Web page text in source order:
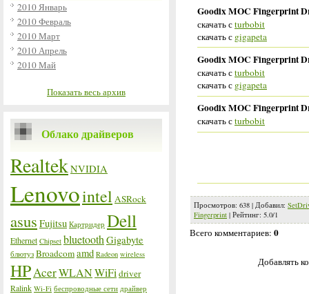
2010 Январь
2010 Февраль
2010 Март
2010 Апрель
2010 Май
Показать весь архив
Облако драйверов
RealtekNVIDIA
Lenovointel ASRock
asus Fujitsu Картридер Dell
Ethernet Chipset bluetooth Gigabyte
блютуз Broadcomamd Radeon wireless
HPAcerWLANWiFi driver
Ralink Wi-Fi беспроводные сети драйвер
Goodix MOC Fingerprint
скачать сturbobit
скачать с gigapeta
Goodix MOC Fingerprint
скачать сturbobit
скачать с gigapeta
Goodix MOC Fingerprint
скачать сturbobit
Просмотров: 638 | Добавил:
Fingerprint | Рейтинг: 5.0/1
Всего комментариев: 0
Добавлять